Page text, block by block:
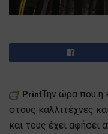
PrintΤην ώρα που η
στους καλλιτέχνες
και τους έχει